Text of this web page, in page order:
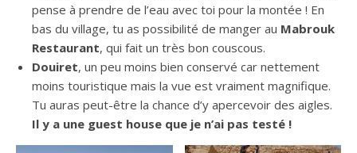
pense à prendre de l’eau avec toi pour la montée ! En
bas du village, tu as possibilité de manger au Mabrouk
Restaurant, qui fait un très bon couscous.
Douiret, un peu moins bien conservé car nettement
moins touristique mais la vue est vraiment magnifique.
Tu auras peut-être la chance d’y apercevoir des aigles.
Il y a une guest house que je n’ai pas testé !